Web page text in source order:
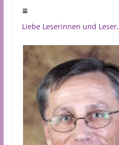
Liebe Leserinnen und Leser,